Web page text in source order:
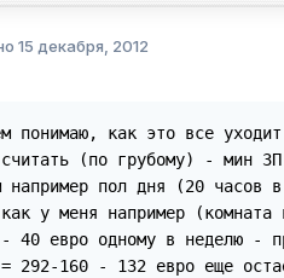
15 декабря, 2012
понимаю, как это все
считать (по грубому) - мин
например пол дня (20
у меня например
- 40 евро одному в неделю -
= 292-160 - 132 евро еще